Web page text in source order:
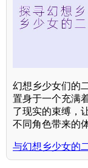
幻想乡少女们的
置身于一个充满
了现实的束缚，
不同角色带来的
与幻想乡少女的